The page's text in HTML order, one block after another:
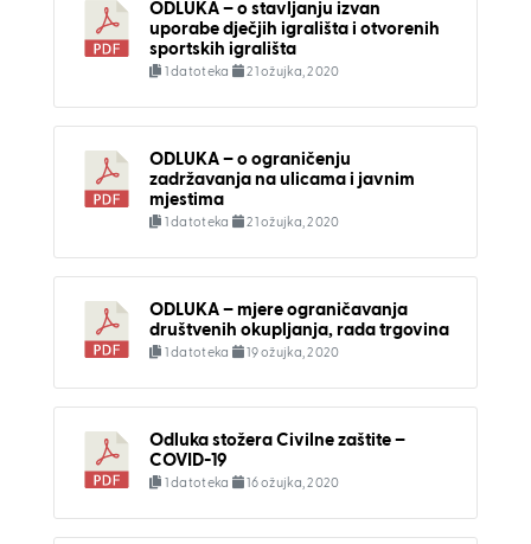
ODLUKA – o stavljanju izvan
uporabe dječjih igrališta i otvorenih
sportskih igrališta
1 datoteka 21 ožujka, 2020
ODLUKA – o ograničenju
zadržavanja na ulicama i javnim
mjestima
1 datoteka 21 ožujka, 2020
ODLUKA – mjere ograničavanja
društvenih okupljanja, rada trgovina
1 datoteka 19 ožujka, 2020
Odluka stožera Civilne zaštite –
COVID-19
1 datoteka 16 ožujka, 2020